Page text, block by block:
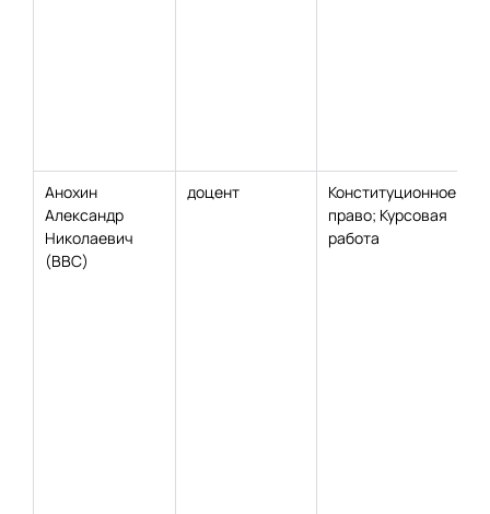
Анохин
Александр
Николаевич
(ВВС)
доцент
Конституционное
право; Курсовая
работа